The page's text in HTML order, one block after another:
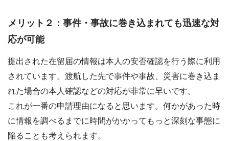
メリット２：事件・事故に巻き込まれても迅速な対
応が可能
提出された在留届の情報は本人の安否確認を行う際に利用
されています。渡航した先で事件や事故、災害に巻き込ま
れた場合の本人確認などの対応が非常に早いです。
これが一番の申請理由になると思います。何かがあった時
に情報を調べるまでに時間がかかってもっと深刻な事態に
陥ることも考えられます。